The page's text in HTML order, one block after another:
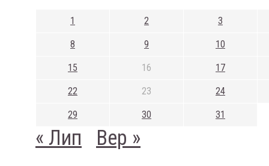
1 2 3
8 9 10
15 16 17
22 23 24
29 30 31
« Лип Вер »